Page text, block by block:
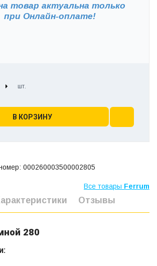
товар актуальна только
при Онлайн-оплате!
В КОРЗИНУ
000260003500002805
Все товары Ferrum
Отзывы
280